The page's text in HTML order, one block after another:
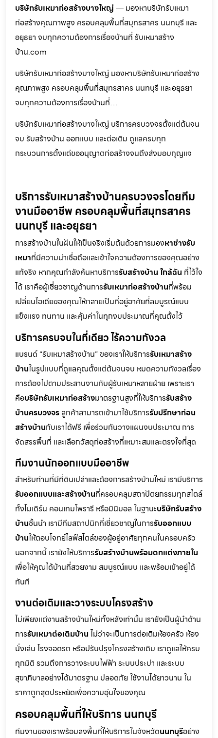
บริษัทรับเหมาก่อสร้างบางใหญ่ — มองหาบริษัทรับเหมา
ก่อสร้างคุณภาพสูง ครอบคลุมพื้นที่สมุทรสาคร นนทบุรี และ
อยุธยา จบทุกความต้องการเรื่องบ้านที่ รับเหมาสร้าง
บ้าน.com
บริษัทรับเหมาก่อสร้างบางใหญ่ มองหาบริษัทรับเหมาก่อสร้าง
คุณภาพสูง ครอบคลุมพื้นที่สมุทรสาคร นนทบุรี และอยุธยา
จบทุกความต้องการเรื่องบ้านที่…
บริษัทรับเหมาก่อสร้างบางใหญ่ บริการครบวงจรตั้งแต่ต้นจน
จบ รับสร้างบ้าน ออกแบบ และต่อเติม ดูแลครบทุก
กระบวนการตั้งแต่ขออนุญาตก่อสร้างจนถึงส่งมอบกุญแจ
บริการรับเหมาสร้างบ้านครบวงจรโดยทีม
งานมืออาชีพ ครอบคลุมพื้นที่สมุทรสาคร
นนทบุรี และอยุธยา
การสร้างบ้านในฝันให้เป็นจริงเริ่มต้นด้วยการมองหาช่างรับ
เหมาที่มีความน่าเชื่อถือและเข้าใจความต้องการของคุณอย่าง
แท้จริง หากคุณกำลังค้นหาบริการรับสร้างบ้าน ใกล้ฉัน ที่ไว้ใจ
ได้ เราคือผู้เชี่ยวชาญด้านการรับเหมาก่อสร้างบ้านที่พร้อม
เปลี่ยนไอเดียของคุณให้กลายเป็นที่อยู่อาศัยที่สมบูรณ์แบบ
แข็งแรง ทนทาน และคุ้มค่าในทุกงบประมาณที่คุณตั้งไว้
บริการครบจบในที่เดียว ไร้ความกังวล
แบรนด์ “รับเหมาสร้างบ้าน” ของเราให้บริการรับเหมาสร้าง
บ้านในรูปแบบที่ดูแลคุณตั้งแต่ต้นจนจบ หมดความกังวลเรื่อง
การต้องไปตามประสานงานกับผู้รับเหมาหลายฝ่าย เพราะเรา
คือบริษัทรับเหมาก่อสร้างมาตรฐานสูงที่ให้บริการรับสร้าง
บ้านครบวงจร ลูกค้าสามารถเข้ามาใช้บริการรับปรึกษาก่อน
สร้างบ้านกับเราได้ฟรี เพื่อร่วมกันวางแผนงบประมาณ การ
จัดสรรพื้นที่ และเลือกวัสดุก่อสร้างที่เหมาะสมและตรงใจที่สุด
ทีมงานนักออกแบบมืออาชีพ
สำหรับท่านที่มีที่ดินเปล่าและต้องการสร้างบ้านใหม่ เรามีบริการ
รับออกแบบและสร้างบ้านที่ครอบคลุมสถาปัตยกรรมทุกสไตล์
ทั้งโมเดิร์น คอนเทมโพรารี หรือมินิมอล ในฐานะบริษัทรับสร้าง
บ้านชั้นนำ เรามีทีมสถาปนิกที่เชี่ยวชาญในการรับออกแบบ
บ้านให้ตอบโจทย์ไลฟ์สไตล์ของผู้อยู่อาศัยทุกคนในครอบครัว
นอกจากนี้ เรายังให้บริการรับสร้างบ้านพร้อมตกแต่งภายใน
เพื่อให้คุณได้บ้านที่สวยงาม สมบูรณ์แบบ และพร้อมเข้าอยู่ได้
ทันที
งานต่อเติมและวางระบบโครงสร้าง
ไม่เพียงแต่งานสร้างบ้านใหม่ทั้งหลังเท่านั้น เรายังเป็นผู้นำด้าน
การรับเหมาต่อเติมบ้าน ไม่ว่าจะเป็นการต่อเติมห้องครัว ห้อง
นั่งเล่น โรงจอดรถ หรือปรับปรุงโครงสร้างเดิม เราดูแลให้ครบ
ทุกมิติ รวมถึงการวางระบบไฟฟ้า ระบบประปา และระบบ
สุขาภิบาลอย่างได้มาตรฐาน ปลอดภัย ใช้งานได้ยาวนาน ใน
ราคาถูกสุดประหยัดเพื่อความอุ่นใจของคุณ
ครอบคลุมพื้นที่ให้บริการ นนทบุรี
ทีมงานของเราพร้อมลงพื้นที่ให้บริการในจังหวัดนนทบุรีอย่าง